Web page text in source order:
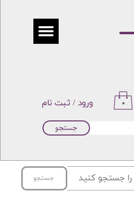
ورود / ثبت نام ۰
جستجو
جستجو